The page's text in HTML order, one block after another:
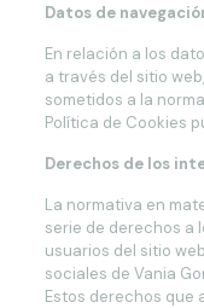
Datos de
En relación a los
a través del sitio
sometidos a la
Política de Cookies
Derechos de los
La normativa en
serie de derechos a
usuarios del sitio
sociales de Vania
Estos derechos que